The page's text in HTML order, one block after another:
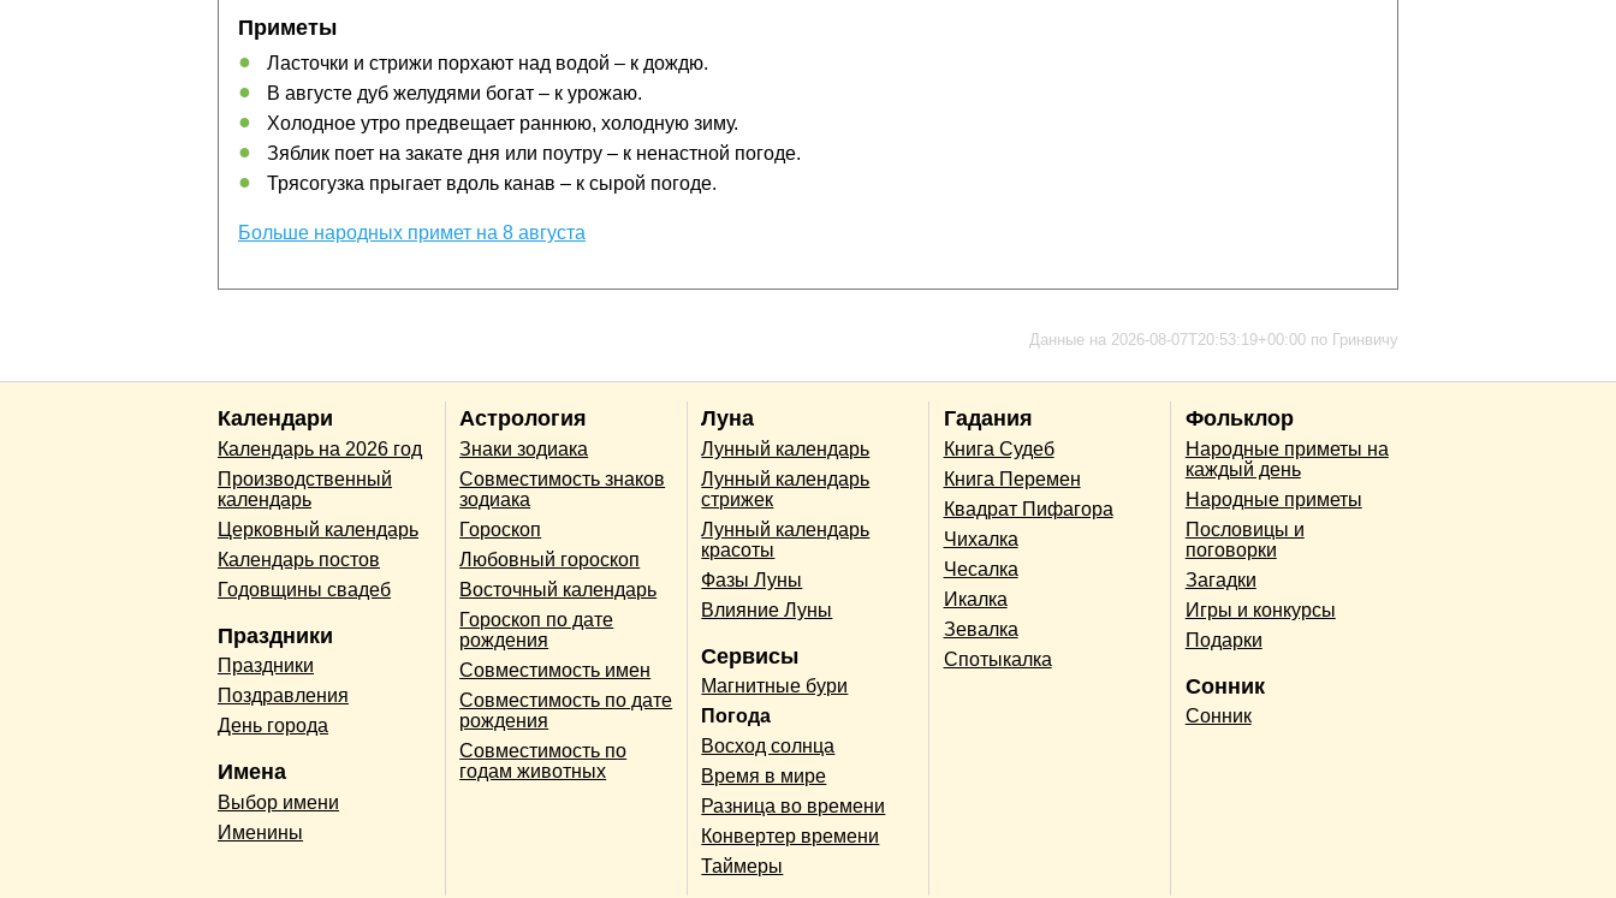
Приметы
Ласточки и стрижи порхают над водой – к дождю.
В августе дуб желудями богат – к урожаю.
Холодное утро предвещает раннюю, холодную зиму.
Зяблик поет на закате дня или поутру – к ненастной погоде.
Трясогузка прыгает вдоль канав – к сырой погоде.
Больше народных примет на 8 августа
Данные на 2026-08-07T20:53:19+00:00 по Гринвичу
Календари
Календарь на 2026 год
Производственный
календарь
Церковный календарь
Календарь постов
Годовщины свадеб
Праздники
Праздники
Поздравления
День города
Имена
Выбор имени
Именины
Астрология
Знаки зодиака
Совместимость знаков
зодиака
Гороскоп
Любовный гороскоп
Восточный календарь
Гороскоп по дате
рождения
Совместимость имен
Совместимость по дате
рождения
Совместимость по
годам животных
Луна
Лунный календарь
Лунный календарь
стрижек
Лунный календарь
красоты
Фазы Луны
Влияние Луны
Сервисы
Магнитные бури
Погода
Восход солнца
Время в мире
Разница во времени
Конвертер времени
Таймеры
Гадания
Книга Судеб
Книга Перемен
Квадрат Пифагора
Чихалка
Чесалка
Икалка
Зевалка
Спотыкалка
Фольклор
Народные приметы на
каждый день
Народные приметы
Пословицы и
поговорки
Загадки
Игры и конкурсы
Подарки
Сонник
Сонник